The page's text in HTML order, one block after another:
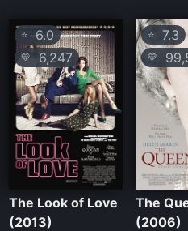
⭐ 6.0
💛 6,247
The Look of Love
(2013)
⭐7.3
💛
The
(2006)